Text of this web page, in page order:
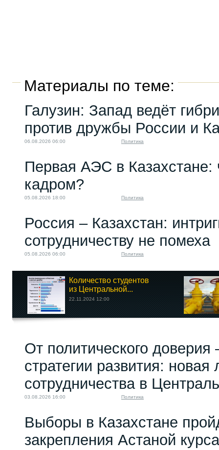
Материалы по теме:
Галузин: Запад ведёт
против дружбы России и
06.08.2026 06:00 Политика
Первая АЭС в Казахстане:
кадром?
05.08.2026 18:00 Политика
Россия – Казахстан:
сотрудничеству не помеха
05.08.2026 06:00 Политика
Количество студентов
из Центральной...
22.11.2024 12:00
От политического
стратегии развития: новая
сотрудничества в
03.08.2026 16:00 Политика
Выборы в Казахстане
закрепления Астаной